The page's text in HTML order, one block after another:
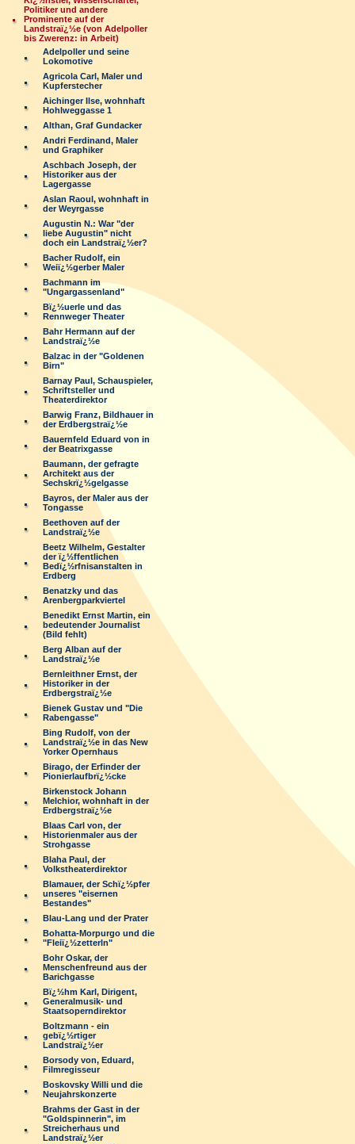
Politiker und andere
Prominente auf der
Landstraï¿½e (von Adelpoller
bis Zwerenz: in Arbeit)
Adelpoller und seine
Lokomotive
Agricola Carl, Maler und
Kupferstecher
Aichinger Ilse, wohnhaft
Hohlweggasse 1
Althan, Graf Gundacker
Andri Ferdinand, Maler
und Graphiker
Aschbach Joseph, der
Historiker aus der
Lagergasse
Aslan Raoul, wohnhaft in
der Weyrgasse
Augustin N.: War "der
liebe Augustin" nicht
doch ein Landstraï¿½er?
Bacher Rudolf, ein
Weiï¿½gerber Maler
Bachmann im
"Ungargassenland"
Bï¿½uerle und das
Rennweger Theater
Bahr Hermann auf der
Landstraï¿½e
Balzac in der "Goldenen
Birn"
Barnay Paul, Schauspieler,
Schriftsteller und
Theaterdirektor
Barwig Franz, Bildhauer in
der Erdbergstraï¿½e
Bauernfeld Eduard von in
der Beatrixgasse
Baumann, der gefragte
Architekt aus der
Sechskrï¿½gelgasse
Bayros, der Maler aus der
Tongasse
Beethoven auf der
Landstraï¿½e
Beetz Wilhelm, Gestalter
der ï¿½ffentlichen
Bedï¿½rfnisanstalten in
Erdberg
Benatzky und das
Arenbergparkviertel
Benedikt Ernst Martin, ein
bedeutender Journalist
(Bild fehlt)
Berg Alban auf der
Landstraï¿½e
Bernleithner Ernst, der
Historiker in der
Erdbergstraï¿½e
Bienek Gustav und "Die
Rabengasse"
Bing Rudolf, von der
Landstraï¿½e in das New
Yorker Opernhaus
Birago, der Erfinder der
Pionierlaufbrï¿½cke
Birkenstock Johann
Melchior, wohnhaft in der
Erdbergstraï¿½e
Blaas Carl von, der
Historienmaler aus der
Strohgasse
Blaha Paul, der
Volkstheaterdirektor
Blamauer, der Schï¿½pfer
unseres "eisernen
Bestandes"
Blau-Lang und der Prater
Bohatta-Morpurgo und die
"Fleiï¿½zetterln"
Bohr Oskar, der
Menschenfreund aus der
Barichgasse
Bï¿½hm Karl, Dirigent,
Generalmusik- und
Staatsoperndirektor
Boltzmann - ein
gebï¿½rtiger
Landstraï¿½er
Borsody von, Eduard,
Filmregisseur
Boskovsky Willi und die
Neujahrskonzerte
Brahms der Gast in der
"Goldspinnerin", im
Streicherhaus und
Landstraï¿½er